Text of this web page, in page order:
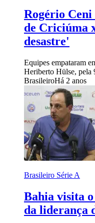
Rogério
de Criciúma
desastre'
Equipes empataram
Heriberto Hülse, pela
BrasileiroHá 2 anos
Brasileiro Série A
Bahia visita
da liderança